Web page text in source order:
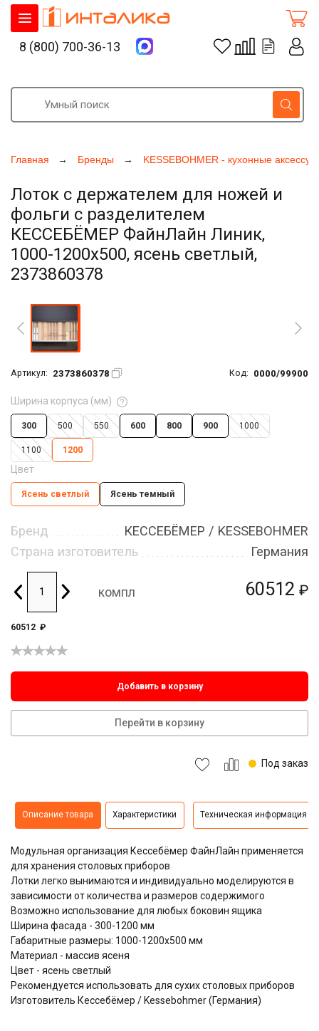
Главная Бренды KESSEBOHMER - кухонные
Лоток с держателем для ножей и
фольги с разделителем
КЕССЕБЁМЕР ФайнЛайн Линик,
1000-1200х500, ясень светлый,
2373860378
Артикул: 2373860378 Код: 0000/99900
60512 ₽
Ширина корпуса (мм)
300 500 550 600 800 900 1000
1100 1200
Цвет
Ясень светлый Ясень темный
Бренд
КЕССЕБЁМЕР / KESSEBOHMER
Страна изготовитель
Германия
компл
60512 ₽
Добавить в корзину
Перейти в корзину
Под заказ
Описание товара Характеристики Техническая информация
Модульная организация Кессебёмер ФайнЛайн применяется
для хранения столовых приборов
Лотки легко вынимаются и индивидуально моделируются в
зависимости от количества и размеров содержимого
Возможно использование для любых боковин ящика
Ширина фасада - 300-1200 мм
Габаритные размеры: 1000-1200х500 мм
Материал - массив ясеня
Цвет - ясень светлый
Рекомендуется использовать для сухих столовых приборов
Изготовитель Кессебёмер / Kessebohmer (Германия)
8 (800) 700-36-13